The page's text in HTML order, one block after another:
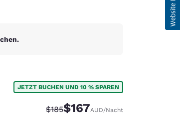
JETZT BUCHEN UND 10 % SPAREN
Durchgestrichener Preis:
$185Vergünstigter Preis:
$167AUD/Nacht